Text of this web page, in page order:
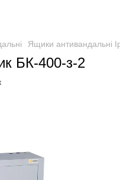
Ящики антивандальні
БК-400-з-2